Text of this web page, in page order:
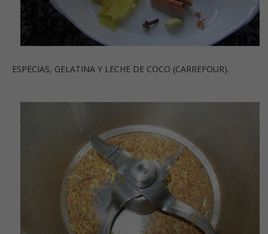
ESPECIAS, GELATINA Y LECHE DE COCO (CARREFOUR).